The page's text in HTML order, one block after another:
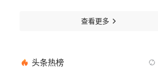
查看更多
头条热榜